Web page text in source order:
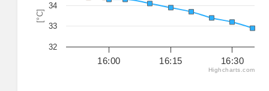
[°C]
16:00 16:30
16:15
32
33
34
Highcharts.com